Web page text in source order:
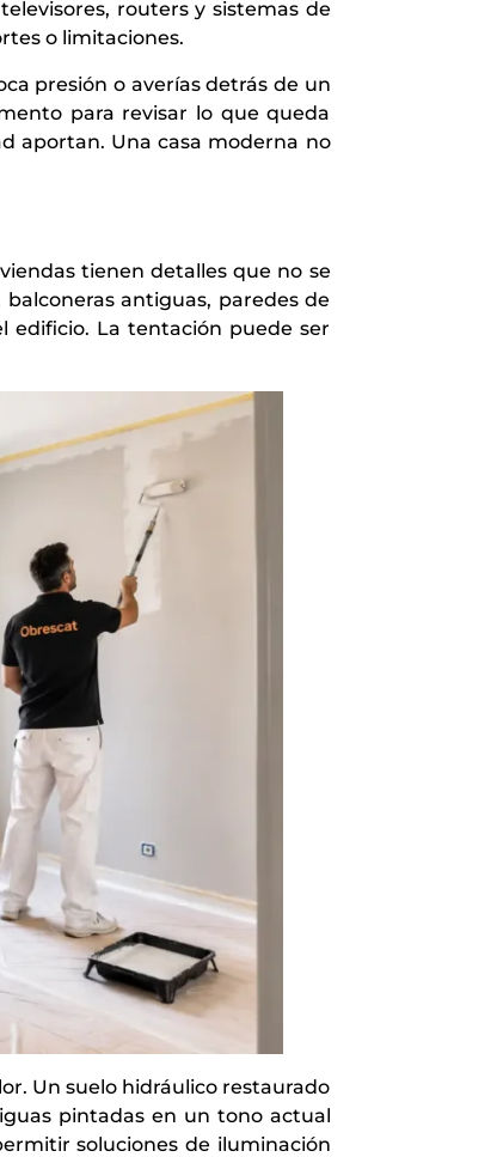
routers y sistemas de
o limitaciones.
presión o averías detrás de un
para revisar lo que queda
aportan. Una casa moderna no
tienen detalles que no se
antiguas, paredes de
edificio. La tentación puede ser
Un suelo hidráulico restaurado
pintadas en un tono actual
soluciones de iluminación